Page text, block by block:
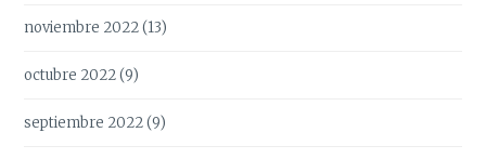
noviembre 2022(13)
octubre 2022(9)
septiembre 2022(9)